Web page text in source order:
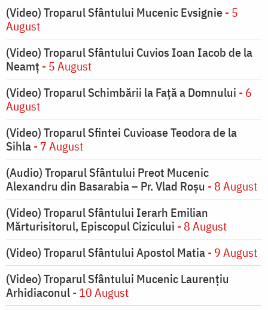
(Video) Troparul Sfântului Mucenic Evsignie- 5
August
(Video) Troparul Sfântului Cuvios Ioan Iacob de la
Neamț - 5 August
(Video) Troparul Schimbării la Față a Domnului - 6
August
(Video) Troparul Sfintei Cuvioase Teodora de la
Sihla- 7 August
(Audio) Troparul Sfântului Preot Mucenic
Alexandru din Basarabia – Pr. Vlad Roșu - 8 August
(Video) Troparul Sfântului Ierarh Emilian
Mărturisitorul, Episcopul Cizicului - 8 August
(Video) Troparul Sfântului Apostol Matia- 9 August
(Video) Troparul Sfântului Mucenic Laurențiu
Arhidiaconul- 10 August